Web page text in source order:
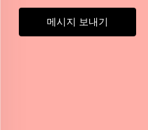
메시지 보내기